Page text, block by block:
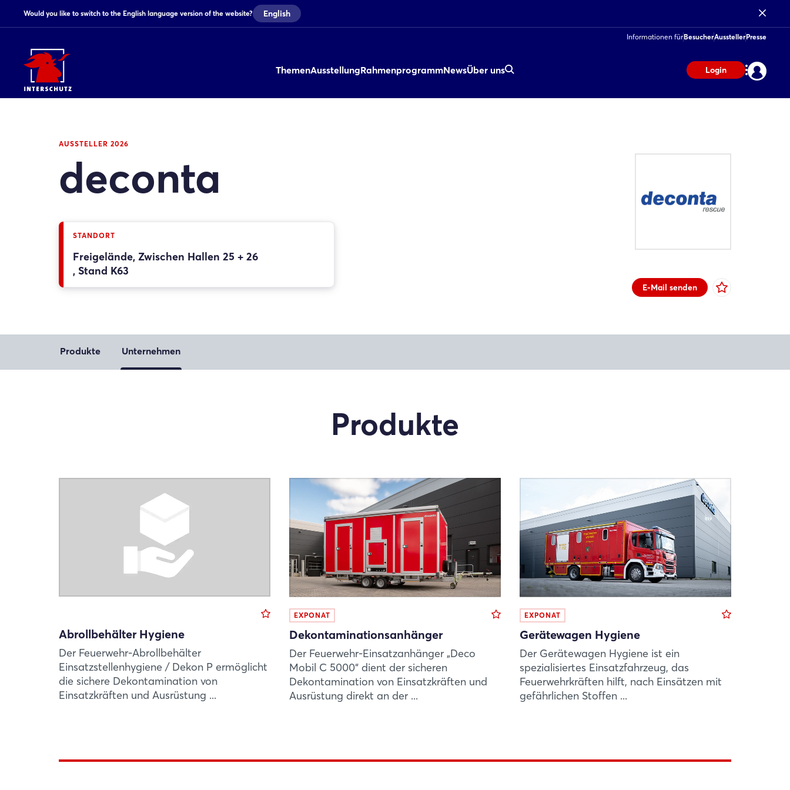
Would you like to switch to the English language version of the website? English
Informationen fürBesucherAusstellerPresse
ThemenAusstellungRahmenprogrammNewsÜber uns Login
AUSSTELLER 2026
deconta
STANDORT
Freigelände, Zwischen Hallen 25 + 26
, Stand K63
E-Mail senden
Produkte Unternehmen
Produkte
Abrollbehälter Hygiene
Der Feuerwehr-Abrollbehälter
Einsatzstellenhygiene / Dekon P ermöglicht
die sichere Dekontamination von
Einsatzkräften und Ausrüstung ...
EXPONAT
Dekontaminationsanhänger
Der Feuerwehr-Einsatzanhänger „Deco
Mobil C 5000“ dient der sicheren
Dekontamination von Einsatzkräften und
Ausrüstung direkt an der ...
EXPONAT
Gerätewagen Hygiene
Der Gerätewagen Hygiene ist ein
spezialisiertes Einsatzfahrzeug, das
Feuerwehrkräften hilft, nach Einsätzen mit
gefährlichen Stoffen ...